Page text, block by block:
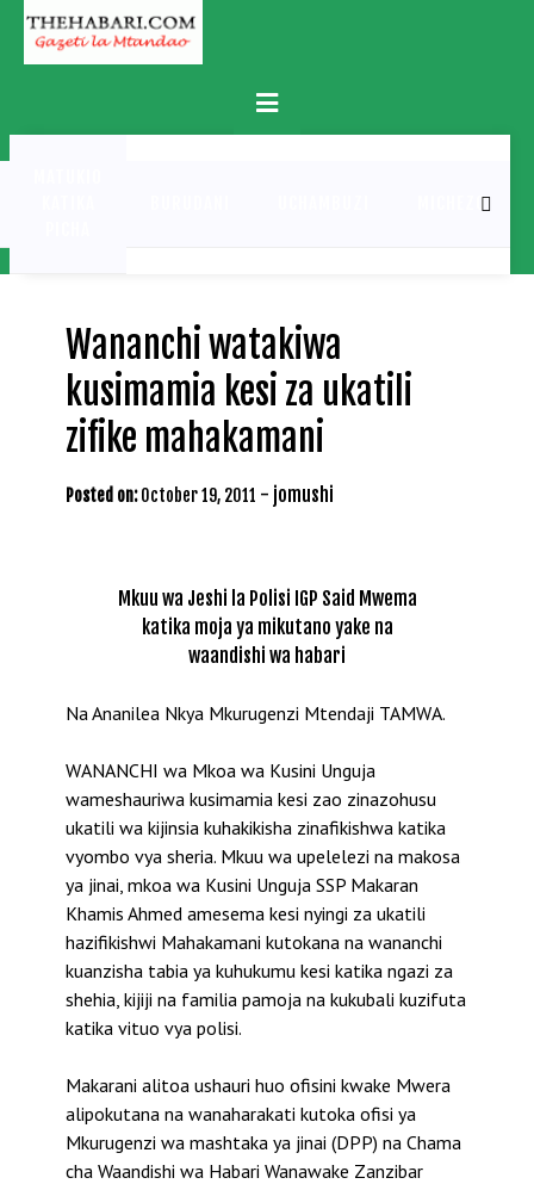
Skip
content
Primary
Menu
MICHEZO
Wananchi watakiwa
kusimamia kesi za ukatili
zifike mahakamani
Posted on: October 19, 2011 - jomushi
Mkuu wa Jeshi la Polisi IGP Said Mwema
katika moja ya mikutano yake na
waandishi wa habari
Na Ananilea Nkya Mkurugenzi Mtendaji TAMWA.
WANANCHI wa Mkoa wa Kusini Unguja
wameshauriwa kusimamia kesi zao zinazohusu
ukatili wa kijinsia kuhakikisha zinafikishwa katika
vyombo vya sheria. Mkuu wa upelelezi na makosa
ya jinai, mkoa wa Kusini Unguja SSP Makaran
Khamis Ahmed amesema kesi nyingi za ukatili
hazifikishwi Mahakamani kutokana na wananchi
kuanzisha tabia ya kuhukumu kesi katika ngazi za
shehia, kijiji na familia pamoja na kukubali kuzifuta
katika vituo vya polisi.
Makarani alitoa ushauri huo ofisini kwake Mwera
alipokutana na wanaharakati kutoka ofisi ya
Mkurugenzi wa mashtaka ya jinai (DPP) na Chama
cha Waandishi wa Habari Wanawake Zanzibar